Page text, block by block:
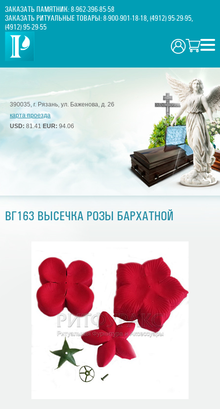
ЗАКАЗАТЬ ПАМЯТНИК:8-962-396-85-58
ЗАКАЗАТЬ РИТУАЛЬНЫЕ ТОВАРЫ:8-900-901-18-18,(4912) 95-29-95,
(4912) 95-29-55
390035, г. Рязань, ул. Баженова, д. 26
карта проезда
USD: 81.41 EUR: 94.06
ВГ163 ВЫСЕЧКА РОЗЫ БАРХАТНОЙ